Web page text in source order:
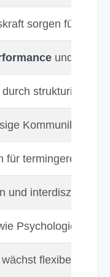
sorgen für
und
strukturierte
Kommunikation
für termingerechte
und
Psychologie und
flexibel mit